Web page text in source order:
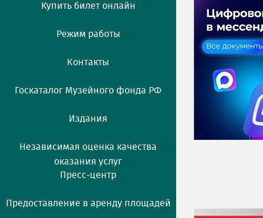
Купить билет онлайн
Режим работы
Контакты
Госкаталог Музейного фонда РФ
Издания
Независимая оценка качества
оказания услуг
Пресс-центр
Предоставление в аренду площадей